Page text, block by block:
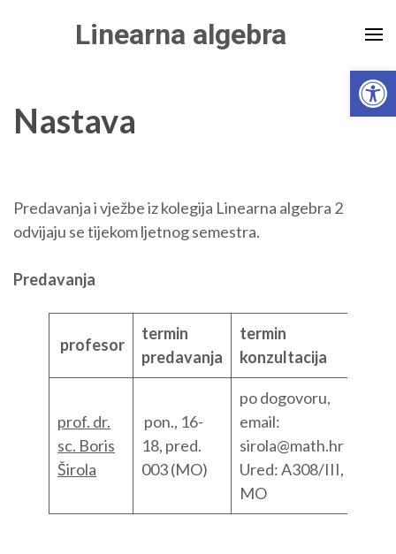
Enter)
Linearna algebra
Nastava
Predavanja i vježbe iz kolegija Linearna algebra 2
odvijaju se tijekom ljetnog semestra.
Predavanja
profesor
termin
predavanja
termin
konzultacija
prof. dr.
sc. Boris
Širola
pon., 16-
18, pred.
003 (MO)
po dogovoru,
email:
sirola@math.hr
Ured: A308/III,
MO